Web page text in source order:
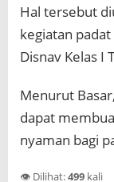
Hal tersebut
kegiatan
Disnav Kelas I
Menurut
dapat
nyaman bagi
👁️ Dilihat:499 kali